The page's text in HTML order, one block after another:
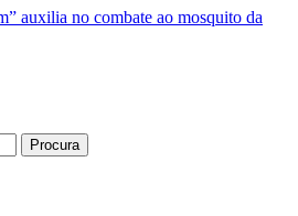
auxilia no combate ao mosquito da
Procura